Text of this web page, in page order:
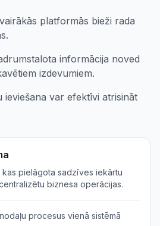
platformās bieži rada
informācija noved
izdevumiem.
ieviešana var efektīvi atrisināt
kas pielāgota sadzīves iekārtu
biznesa operācijas.
procesus vienā sistēmā